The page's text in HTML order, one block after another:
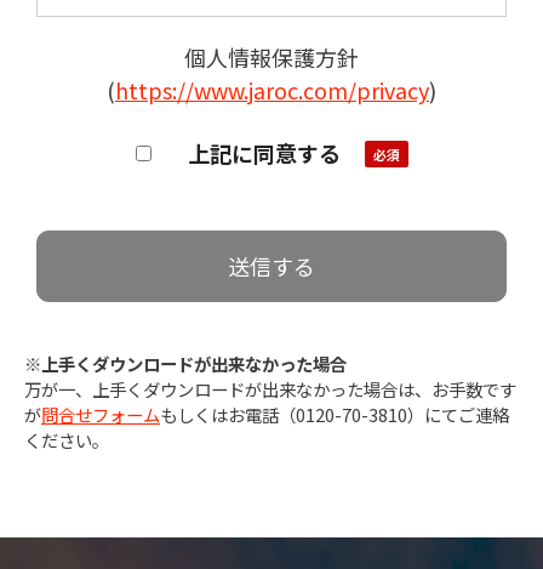
個人情報保護方針
(https://www.jaroc.com/privacy)
上記に同意する
※上手くダウンロードが出来なかった場合
万が一、上手くダウンロードが出来なかった場合は、お手数です
が問合せフォームもしくはお電話（0120-70-3810）にてご連絡
ください。